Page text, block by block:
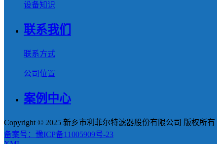
设备知识
联系我们
联系方式
公司位置
案例中心
Copyright © 2025 新乡市利菲尔特滤器股份有限公司 版权所有
备案号：豫ICP备11005909号-23